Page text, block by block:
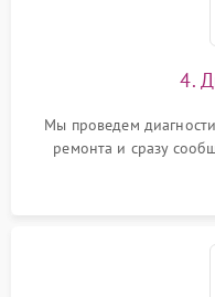
4.
Мы проведем
ремонта и сразу